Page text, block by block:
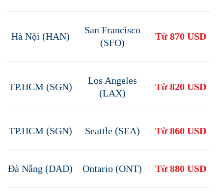
Hà Nội (HAN)
San Francisco
(SFO)
Từ 870 USD
TP.HCM (SGN)
Los Angeles
(LAX)
Từ 820 USD
TP.HCM (SGN) Seattle (SEA) Từ 860 USD
Đà Nẵng (DAD) Ontario (ONT) Từ 880 USD